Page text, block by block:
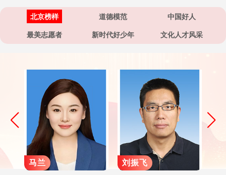
北京榜样 道德模范
中国好人
最美志愿者
新时代好少年 文化人才风采
马兰 刘振飞